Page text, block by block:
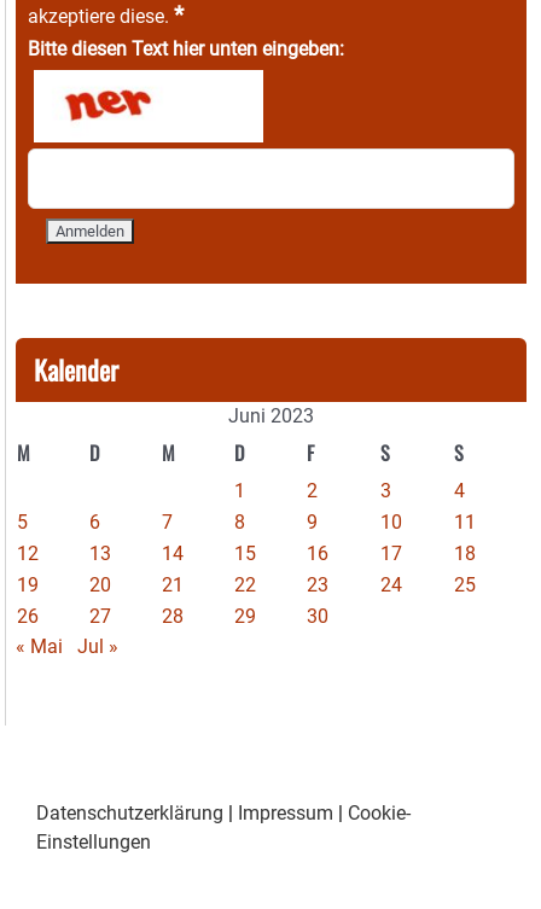
akzeptiere diese. *
Bitte diesen Text hier unten eingeben:
Kalender
Juni 2023
M D M D F S S
1 2 3
4
5
6 7 8 9 10
11
12
13 14 15 16 17
18
19
20 21 22 23 24
25
26
27 28 29
30
« Mai
Jul »
Datenschutzerklärung Impressum
Cookie-
Einstellungen